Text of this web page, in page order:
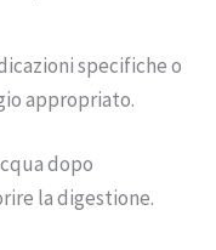
specifiche o
appropriato.
dopo
la digestione.